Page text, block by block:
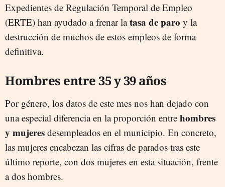
Expedientes de Regulación Temporal de Empleo
(ERTE) han ayudado a frenar latasa de paro y la
destrucción de muchos de estos empleos de forma
definitiva.
Hombres entre 35 y 39 años
Por género, los datos de este mes nos han dejado con
una especial diferencia en la proporción entre hombres
y mujeres desempleados en el municipio. En concreto,
las mujeres encabezan las cifras de parados tras este
último reporte, con dos mujeres en esta situación, frente
a dos hombres.